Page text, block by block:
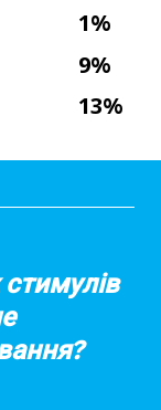
1%
9%
13%